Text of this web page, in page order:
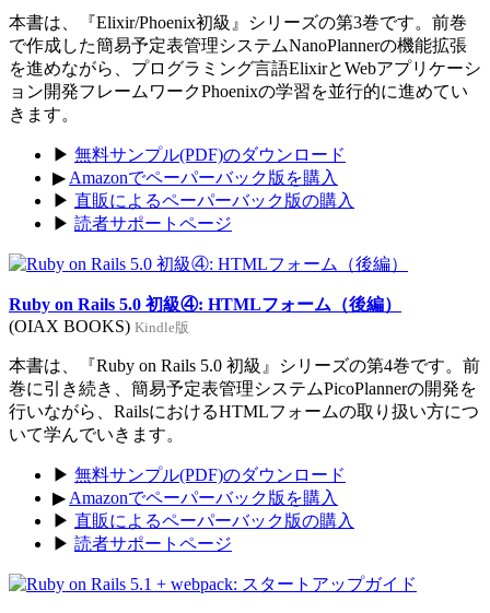
本書は、『Elixir/Phoenix初級』シリーズの第3巻です。前巻
で作成した簡易予定表管理システムNanoPlannerの機能拡張
を進めながら、プログラミング言語ElixirとWebアプリケーシ
ョン開発フレームワークPhoenixの学習を並行的に進めてい
きます。
▶ 無料サンプル(PDF)のダウンロード
▶ Amazonでペーパーバック版を購入
▶ 直販によるペーパーバック版の購入
▶ 読者サポートページ
Ruby on Rails 5.0 初級④: HTMLフォーム（後編）
(OIAX BOOKS) Kindle版
本書は、『Ruby on Rails 5.0 初級』シリーズの第4巻です。前
巻に引き続き、簡易予定表管理システムPicoPlannerの開発を
行いながら、RailsにおけるHTMLフォームの取り扱い方につ
いて学んでいきます。
▶ 無料サンプル(PDF)のダウンロード
▶ Amazonでペーパーバック版を購入
▶ 直販によるペーパーバック版の購入
▶ 読者サポートページ